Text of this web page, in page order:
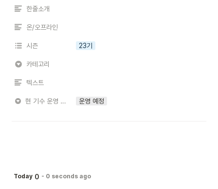
한줄소개
온/오프라인
시즌 23기
카테고리
텍스트
현 기수 운영 상황 운영 예정
Today 0 - 0 seconds ago